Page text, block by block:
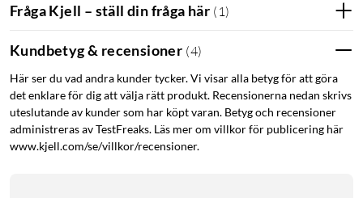
Fråga Kjell – ställ din fråga här ( 1 )
Kundbetyg & recensioner (4)
Här ser du vad andra kunder tycker. Vi visar alla betyg för att göra
det enklare för dig att välja rätt produkt. Recensionerna nedan skrivs
uteslutande av kunder som har köpt varan. Betyg och recensioner
administreras av TestFreaks. Läs mer om villkor för publicering här
www.kjell.com/se/villkor/recensioner.